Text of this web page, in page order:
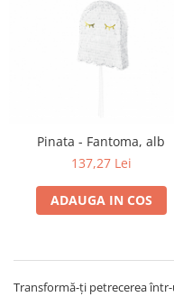
Pinata - Fantoma, alb
137,27 Lei
ADAUGA IN COS
Transformă-ți petrecerea